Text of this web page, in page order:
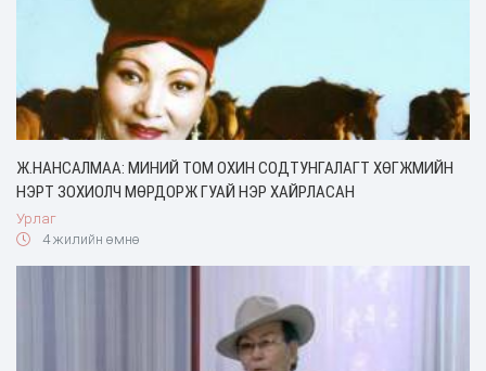
Ж.НАНСАЛМАА: МИНИЙ ТОМ ОХИН СОДТУНГАЛАГТ ХӨГЖМИЙН
НЭРТ ЗОХИОЛЧ МӨРДОРЖ ГУАЙ НЭР ХАЙРЛАСАН
Урлаг
4 жилийн өмнө